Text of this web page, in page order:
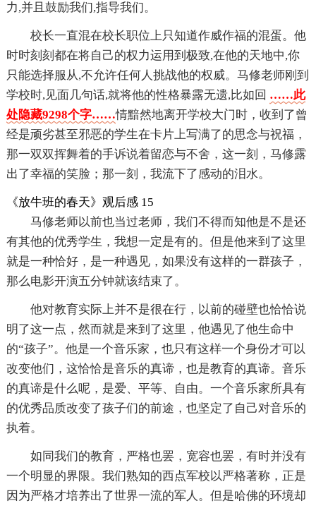
力,并且鼓励我们,指导我们。
校长一直混在校长职位上只知道作威作福的混蛋。他
时时刻刻都在将自己的权力运用到极致,在他的天地中,你
只能选择服从,不允许任何人挑战他的权威。马修老师刚到
学校时,见面几句话,就将他的性格暴露无遗,比如回 ……此
处隐藏9298个字……情黯然地离开学校大门时，收到了曾
经是顽劣甚至邪恶的学生在卡片上写满了的思念与祝福，
那一双双挥舞着的手诉说着留恋与不舍，这一刻，马修露
出了幸福的笑脸；那一刻，我流下了感动的泪水。
《放牛班的春天》观后感 15
马修老师以前也当过老师，我们不得而知他是不是还
有其他的优秀学生，我想一定是有的。但是他来到了这里
就是一种恰好，是一种遇见，如果没有这样的一群孩子，
那么电影开演五分钟就该结束了。
他对教育实际上并不是很在行，以前的碰壁也恰恰说
明了这一点，然而就是来到了这里，他遇见了他生命中
的“孩子”。他是一个音乐家，也只有这样一个身份才可以
改变他们，这恰恰是音乐的真谛，也是教育的真谛。音乐
的真谛是什么呢，是爱、平等、自由。一个音乐家所具有
的优秀品质改变了孩子们的前途，也坚定了自己对音乐的
执着。
如同我们的教育，严格也罢，宽容也罢，有时并没有
一个明显的界限。我们熟知的西点军校以严格著称，正是
因为严格才培养出了世界一流的军人。但是哈佛的环境却